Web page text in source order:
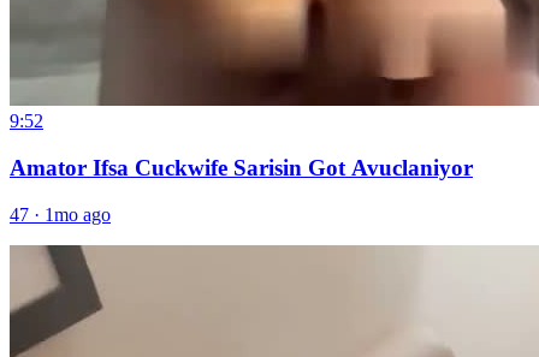
9:52
Amator Ifsa Cuckwife Sarisin Got Avuclaniyor
47 · 1mo ago